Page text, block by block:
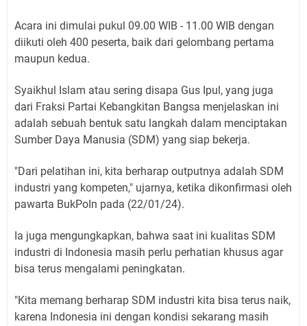
Acara ini dimulai pukul 09.00 WIB - 11.00 WIB dengan
diikuti oleh 400 peserta, baik dari gelombang pertama
maupun kedua.
Syaikhul Islam atau sering disapa Gus Ipul, yang juga
dari Fraksi Partai Kebangkitan Bangsa menjelaskan ini
adalah sebuah bentuk satu langkah dalam menciptakan
Sumber Daya Manusia (SDM) yang siap bekerja.
"Dari pelatihan ini, kita berharap outputnya adalah SDM
industri yang kompeten," ujarnya, ketika dikonfirmasi oleh
pawarta BukPoIn pada (22/01/24).
Ia juga mengungkapkan, bahwa saat ini kualitas SDM
industri di Indonesia masih perlu perhatian khusus agar
bisa terus mengalami peningkatan.
"Kita memang berharap SDM industri kita bisa terus naik,
karena Indonesia ini dengan kondisi sekarang masih